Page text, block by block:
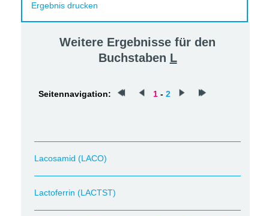
Ergebnis drucken
Weitere Ergebnisse für den
Buchstaben L
Seitennavigation: 1 - 2
Lacosamid (LACO)
Lactoferrin (LACTST)